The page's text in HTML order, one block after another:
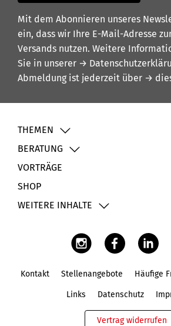
Mit dem Abonnieren unseres
ein, dass wir Ihre E-Mail-Adresse
Versands nutzen. Weitere
Sie in unserer →
Abmeldung ist jederzeit über →
THEMEN
BERATUNG
VORTRÄGE
SHOP
WEITERE INHALTE
Kontakt Stellenangebote Häufige
Links Datenschutz
Vertrag widerrufen